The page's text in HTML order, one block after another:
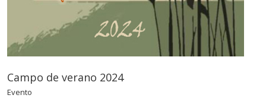
Campo de verano 2024
Evento